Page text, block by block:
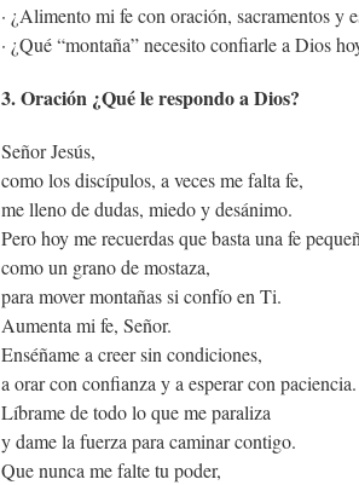
· ¿Alimento mi fe con oración, sacramentos y
· ¿Qué “montaña” necesito confiarle a Dios
3. Oración ¿Qué le respondo a Dios?
Señor Jesús,
como los discípulos, a veces me falta fe,
me lleno de dudas, miedo y desánimo.
Pero hoy me recuerdas que basta una fe
como un grano de mostaza,
para mover montañas si confío en Ti.
Aumenta mi fe, Señor.
Enséñame a creer sin condiciones,
a orar con confianza y a esperar con paciencia.
Líbrame de todo lo que me paraliza
y dame la fuerza para caminar contigo.
Que nunca me falte tu poder,